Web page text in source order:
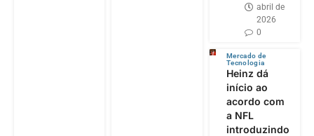
abril de
2026
0
Mercado de
Tecnologia
Heinz dá
início ao
acordo com
a NFL
introduzindo